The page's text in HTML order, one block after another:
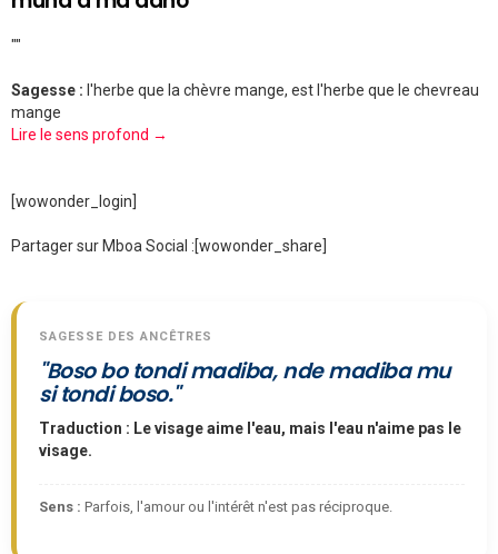
""
Sagesse : l'herbe que la chèvre mange, est l'herbe que le chevreau
mange
Lire le sens profond →
[wowonder_login]
Partager sur Mboa Social :[wowonder_share]
SAGESSE DES ANCÊTRES
"Boso bo tondi madiba, nde madiba mu
si tondi boso."
Traduction : Le visage aime l'eau, mais l'eau n'aime pas le
visage.
Sens : Parfois, l'amour ou l'intérêt n'est pas réciproque.